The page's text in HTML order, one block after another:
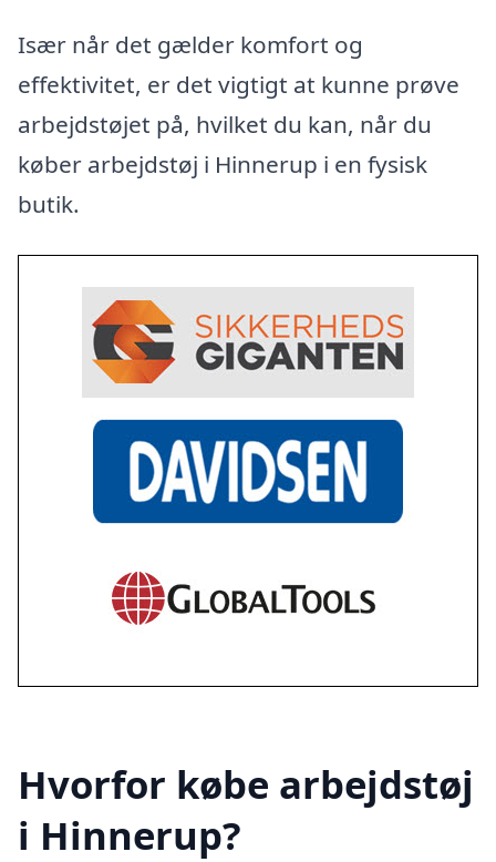
Især når det gælder komfort og
effektivitet, er det vigtigt at kunne prøve
arbejdstøjet på, hvilket du kan, når du
køber arbejdstøj i Hinnerup i en fysisk
butik.
Hvorfor købe arbejdstøj
i Hinnerup?